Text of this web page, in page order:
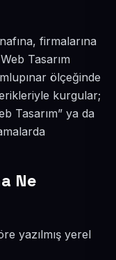
firmalarına
Tasarım
ölçeğinde
kurgular;
Tasarım” ya da
Ne
yazılmış yerel